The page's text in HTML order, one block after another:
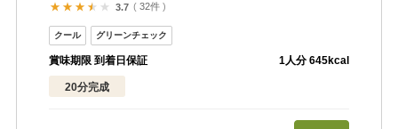
3.7 32件
賞味期限 到着日保証 1人分 645kcal
20分完成